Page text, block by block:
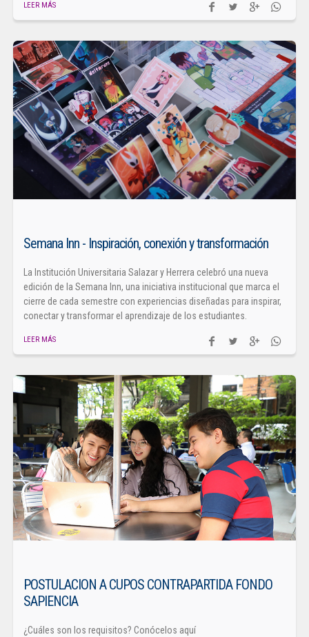
LEER MÁS
Semana Inn - Inspiración, conexión y transformación
La Institución Universitaria Salazar y Herrera celebró una nueva
edición de la Semana Inn, una iniciativa institucional que marca el
cierre de cada semestre con experiencias diseñadas para inspirar,
conectar y transformar el aprendizaje de los estudiantes.
LEER MÁS
POSTULACION A CUPOS CONTRAPARTIDA FONDO
SAPIENCIA
¿Cuáles son los requisitos? Conócelos aquí